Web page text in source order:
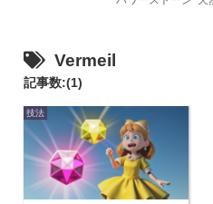
Vermeil
記事数:(1)
技法